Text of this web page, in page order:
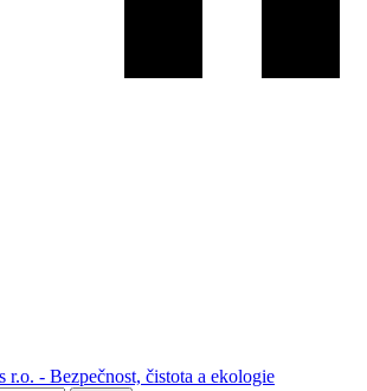
- Bezpečnost, čistota a ekologie